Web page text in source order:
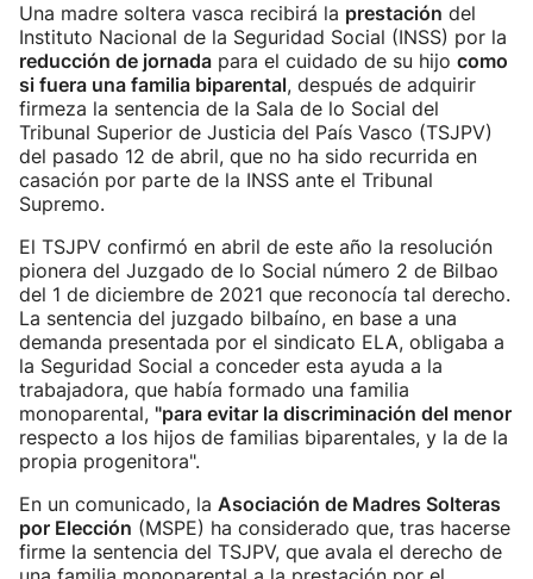
Una madre soltera vasca recibirá la prestación del
Instituto Nacional de la Seguridad Social (INSS) por la
reducción de jornada para el cuidado de su hijo como
si fuera una familia biparental, después de adquirir
firmeza la sentencia de la Sala de lo Social del
Tribunal Superior de Justicia del País Vasco (TSJPV)
del pasado 12 de abril, que no ha sido recurrida en
casación por parte de la INSS ante el Tribunal
Supremo.
El TSJPV confirmó en abril de este año la resolución
pionera del Juzgado de lo Social número 2 de Bilbao
del 1 de diciembre de 2021 que reconocía tal derecho.
La sentencia del juzgado bilbaíno, en base a una
demanda presentada por el sindicato ELA, obligaba a
la Seguridad Social a conceder esta ayuda a la
trabajadora, que había formado una familia
monoparental, "para evitar la discriminación del menor
respecto a los hijos de familias biparentales, y la de la
propia progenitora".
En un comunicado, la Asociación de Madres Solteras
por Elección (MSPE) ha considerado que, tras hacerse
firme la sentencia del TSJPV, que avala el derecho de